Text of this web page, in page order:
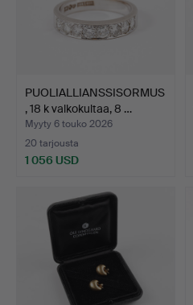
PUOLIALLIANSSISORMUS
, 18 k valkokultaa, 8 …
Myyty 6 touko 2026
20 tarjousta
1 056 USD